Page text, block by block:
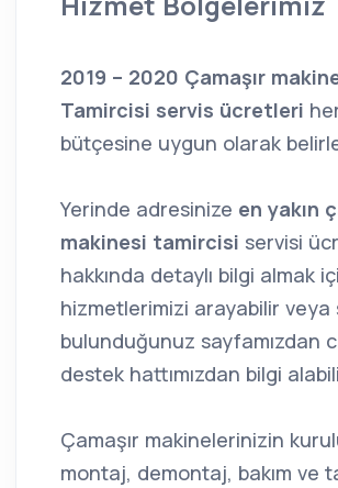
2019 – 2020 Çamaşır
Tamircisi servis ücretleri
bütçesine uygun olarak
Yerinde adresinize en yakın
makinesi tamircisi servisi
hakkında detaylı bilgi almak
hizmetlerimizi arayabilir veya
bulunduğunuz sayfamızdan
destek hattımızdan bilgi
Çamaşır makinelerinizin
montaj, demontaj, bakım ve